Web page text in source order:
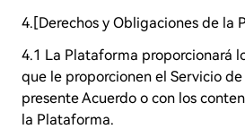
4.[Derechos y Obligaciones de la
4.1 La Plataforma proporcionará
que le proporcionen el Servicio
presente Acuerdo o con los
la Plataforma.